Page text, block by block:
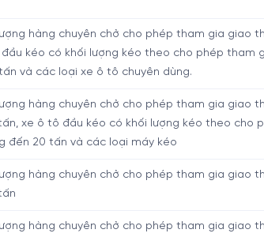
hàng chuyên chở cho phép tham gia giao
kéo có khối lượng kéo theo cho phép tham
và các loại xe ô tô chuyên dùng.
hàng chuyên chở cho phép tham gia giao
xe ô tô đầu kéo có khối lượng kéo theo cho
đến 20 tấn và các loại máy kéo
hàng chuyên chở cho phép tham gia giao
hàng chuyên chở cho phép tham gia giao